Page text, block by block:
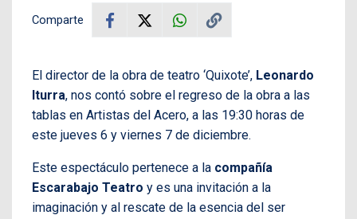
Comparte
El director de la obra de teatro ‘Quixote’, Leonardo
Iturra, nos contó sobre el regreso de la obra a las
tablas en Artistas del Acero, a las 19:30 horas de
este jueves 6 y viernes 7 de diciembre.
Este espectáculo pertenece a la compañía
Escarabajo Teatro y es una invitación a la
imaginación y al rescate de la esencia del ser